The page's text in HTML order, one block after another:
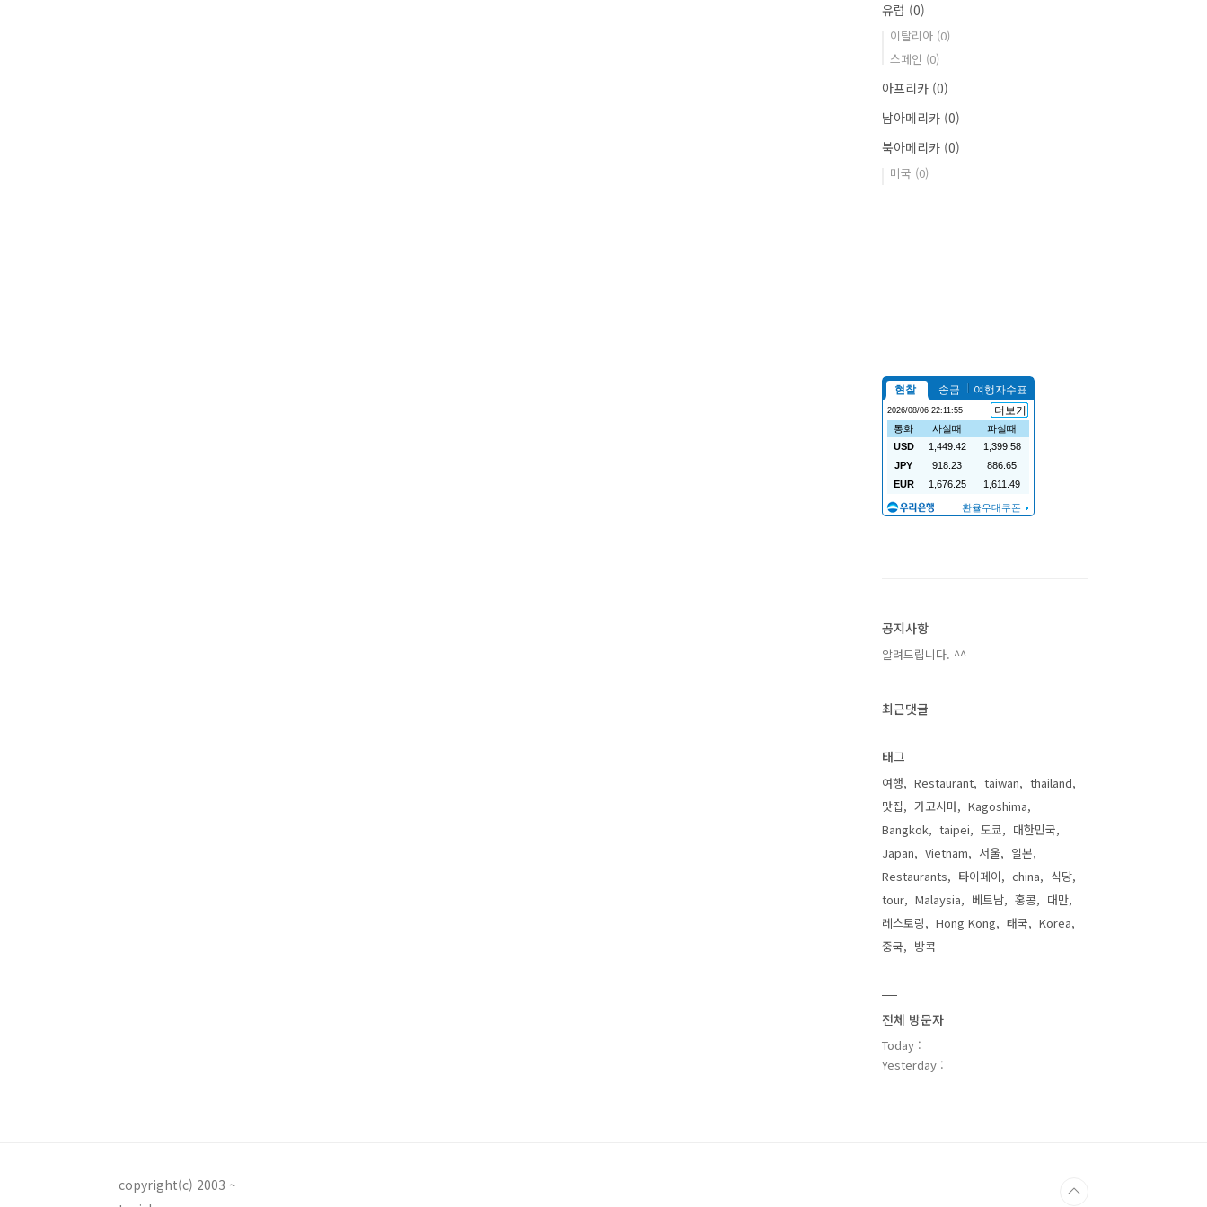
유럽 (0)
이탈리아 (0)
스페인 (0)
아프리카 (0)
남아메리카 (0)
북아메리카 (0)
미국 (0)
공지사항
알려드립니다. ^^
최근댓글
태그
여행 Restaurant taiwan
thailand
맛집
가고시마
Kagoshima
Bangkok
taipei 도쿄
대한민국
Japan
Vietnam 서울
일본
Restaurants
타이페이 china
식당
tour
Malaysia 베트남 홍콩
대만
레스토랑
Hong Kong 태국
Korea
중국
방콕
전체 방문자
Today :
Yesterday :
copyright(c) 2003 ~